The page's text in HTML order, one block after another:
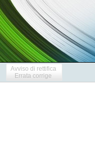
Avviso di rettifica
Errata corrige